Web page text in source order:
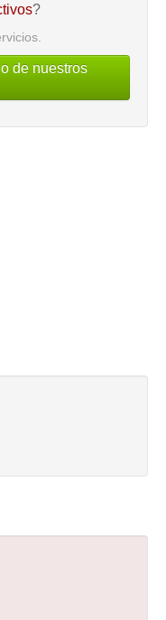
?
de nuestros